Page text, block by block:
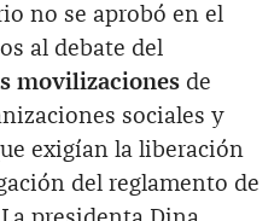
no se aprobó en el
al debate del
movilizaciones de
sociales y
exigían la liberación
del reglamento de